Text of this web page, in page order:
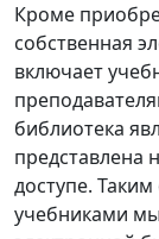
Кроме
собственная
включает
библиотека
представлена
доступе.
учебниками